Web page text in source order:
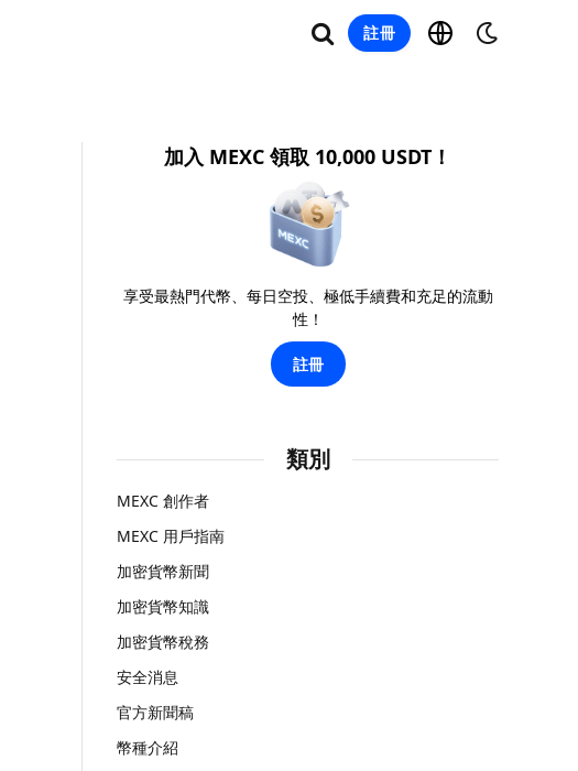
註冊
加入 MEXC 領取 10,000 USDT！
享受最熱門代幣、每日空投、極低手續費和充足的流動
性！
註冊
類別
MEXC 創作者
MEXC 用戶指南
加密貨幣新聞
加密貨幣知識
加密貨幣稅務
安全消息
官方新聞稿
幣種介紹